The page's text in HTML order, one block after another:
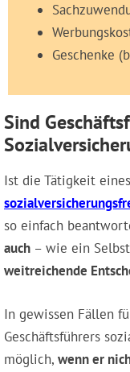
Geschenke
Sind
Ist die Tätigkeit eines
so einfach
auch – wie ein
weitreichende
In gewissen Fällen
Geschäftsführers
möglich, wenn er